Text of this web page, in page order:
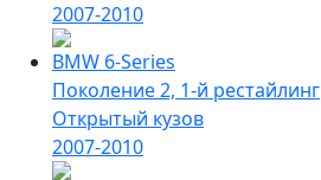
2007-2010
BMW 6-Series
Поколение 2, 1-й рестайлинг
Открытый кузов
2007-2010